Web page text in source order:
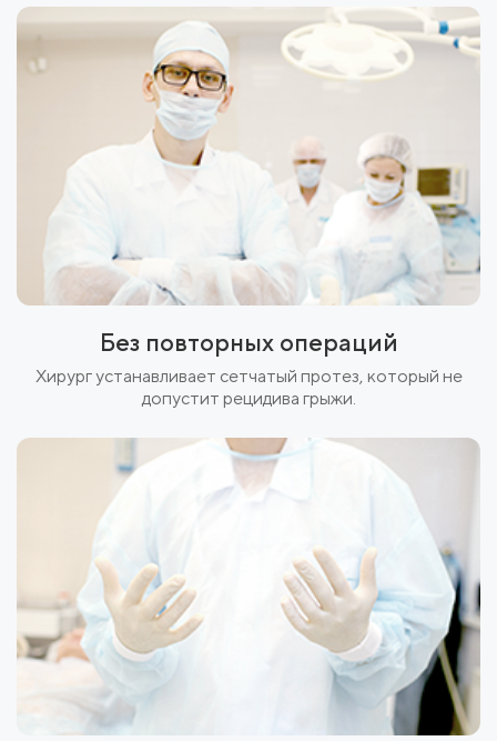
Без повторных операций
Хирург устанавливает сетчатый протез, который не
допустит рецидива грыжи.